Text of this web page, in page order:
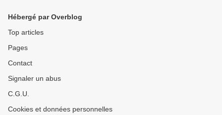
Hébergé par Overblog
Top articles
Pages
Contact
Signaler un abus
C.G.U.
Cookies et données personnelles